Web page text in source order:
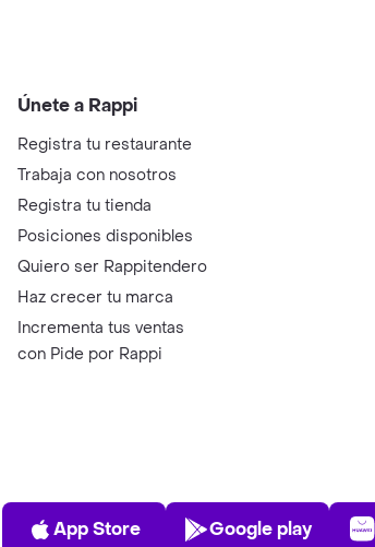
Únete a Rappi
Registra tu restaurante
Trabaja con nosotros
Registra tu tienda
Posiciones disponibles
Quiero ser Rappitendero
Haz crecer tu marca
Incrementa tus ventas
con Pide por Rappi
App Store
App Store
Play Store
Google play